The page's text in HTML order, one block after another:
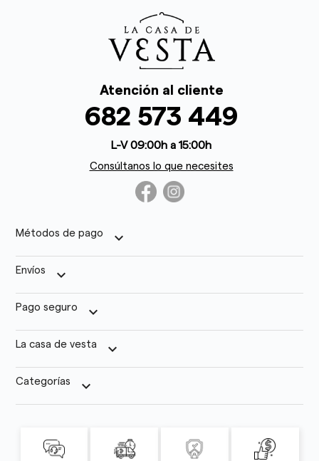
Atención al cliente
682 573 449
L-V 09:00h a 15:00h
Consúltanos lo que necesites
Métodos de pago keyboard_arrow_down
Envíos keyboard_arrow_down
Pago seguro keyboard_arrow_down
La casa de vesta keyboard_arrow_down
Categorías keyboard_arrow_down